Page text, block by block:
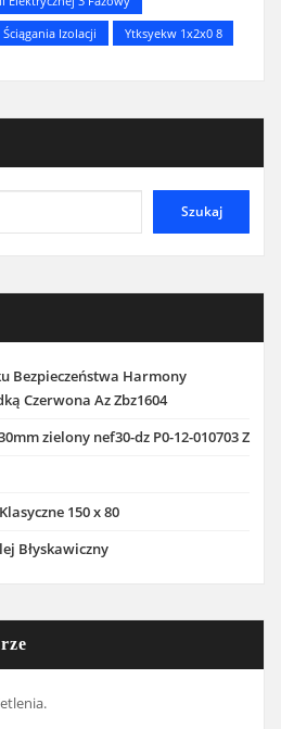
Izolacji
Ytksyekw 1x2x0 8
Szukaj
Bezpieczeństwa Harmony
Czerwona Az Zbz1604
zielony nef30-dz P0-12-010703 Z
150 x 80
Błyskawiczny